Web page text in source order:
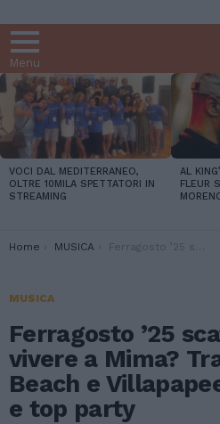
Menu
LATEST
STORIES
VOCI DAL MEDITERRANEO,
OLTRE 10MILA SPETTATORI IN
STREAMING
AL
FLEUR
You are here:
Home MUSICA Ferragosto ’25 scatenato e da vivere a Mima? Tra Papeete Beach e Villapapeete, ritmo, stile e top party
MUSICA
Ferragosto ’25
vivere a Mima?
Beach e
e top party